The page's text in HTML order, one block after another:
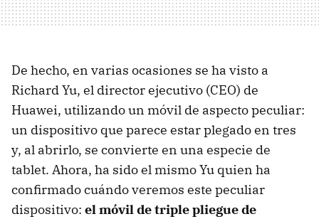
De hecho, en varias ocasiones se ha visto a
Richard Yu, el director ejecutivo (CEO) de
Huawei, utilizando un móvil de aspecto peculiar:
un dispositivo que parece estar plegado en tres
y, al abrirlo, se convierte en una especie de
tablet. Ahora, ha sido el mismo Yu quien ha
confirmado cuándo veremos este peculiar
dispositivo: el móvil de triple pliegue de